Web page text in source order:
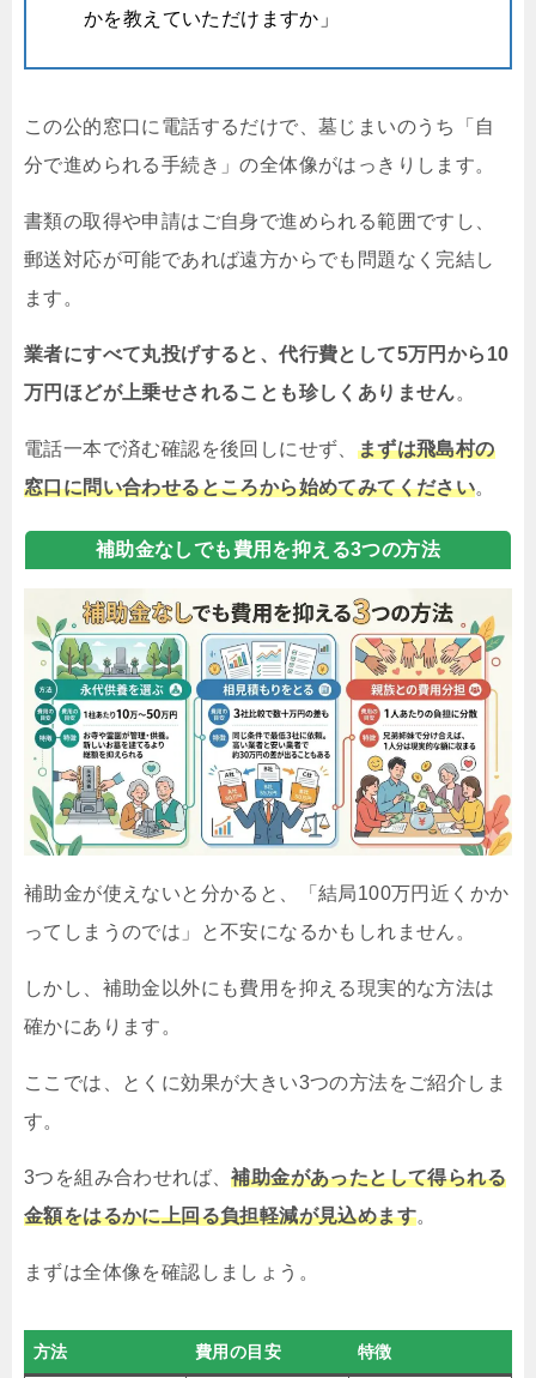
かを教えていただけますか」
この公的窓口に電話するだけで、墓じまいのうち「自
分で進められる手続き」の全体像がはっきりします。
書類の取得や申請はご自身で進められる範囲ですし、
郵送対応が可能であれば遠方からでも問題なく完結し
ます。
業者にすべて丸投げすると、代行費として5万円から10
万円ほどが上乗せされることも珍しくありません。
電話一本で済む確認を後回しにせず、 まずは飛島村の
窓口に問い合わせるところから始めてみてください。
補助金なしでも費用を抑える3つの方法
補助金が使えないと分かると、「結局100万円近くかか
ってしまうのでは」と不安になるかもしれません。
しかし、補助金以外にも費用を抑える現実的な方法は
確かにあります。
ここでは、とくに効果が大きい3つの方法をご紹介しま
す。
3つを組み合わせれば、補助金があったとして得られる
金額をはるかに上回る負担軽減が見込めます。
まずは全体像を確認しましょう。
方法 費用の目安 特徴